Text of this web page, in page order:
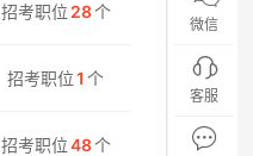
招考职位 28个
招考职位1 个
招考职位48个
微信
客服